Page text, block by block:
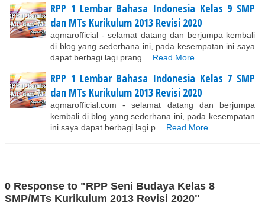
RPP 1 Lembar Bahasa Indonesia Kelas 9 SMP
dan MTs Kurikulum 2013 Revisi 2020
aqmarofficial - selamat datang dan berjumpa kembali
di blog yang sederhana ini, pada kesempatan ini saya
dapat berbagi lagi prang…
Read More...
RPP 1 Lembar Bahasa Indonesia Kelas 7 SMP
dan MTs Kurikulum 2013 Revisi 2020
aqmarofficial.com - selamat datang dan berjumpa
kembali di blog yang sederhana ini, pada kesempatan
ini saya dapat berbagi lagi p…
Read More...
0 Response to "RPP Seni Budaya Kelas 8
SMP/MTs Kurikulum 2013 Revisi 2020"